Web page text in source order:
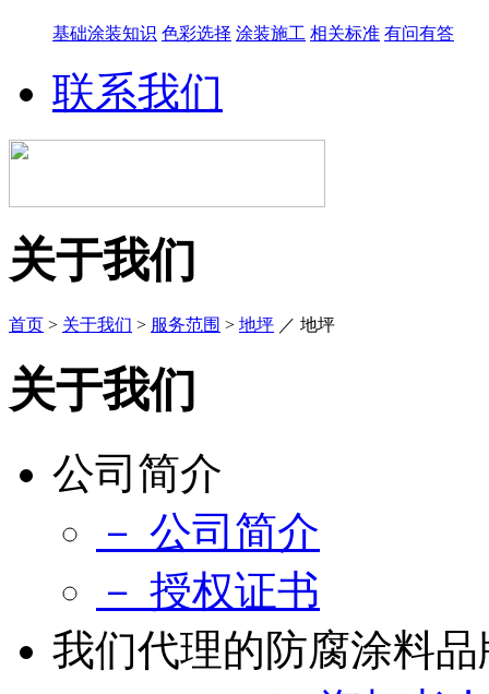
基础涂装知识 色彩选择 涂装施工 相关标准 有问有答
联系我们
关于我们
首页 > 关于我们 > 服务范围 > 地坪 ／ 地坪
关于我们
公司简介
－ 公司简介
－ 授权证书
我们代理的防腐涂料品